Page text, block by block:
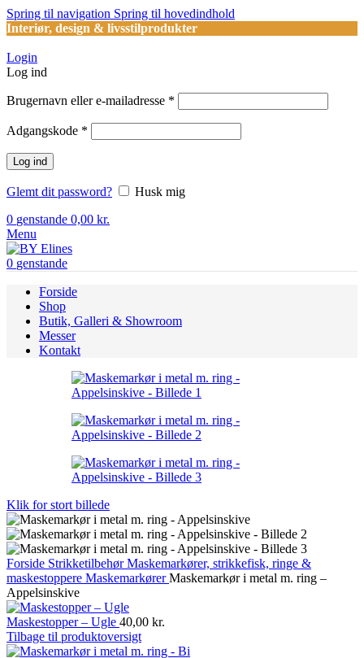
Spring til navigation Spring til hovedindhold
Interiør, design & livsstilprodukter
Login
Log ind
Brugernavn eller e-mailadresse *
Adgangskode *
Log ind
Glemt dit password?
Husk mig
0 genstande 0,00 kr.
Menu
0 genstande
Forside
Shop
Butik, Galleri & Showroom
Messer
Kontakt
Klik for stort billede
Forside StrikketilbehørMaskemarkører, strikkefisk, ringe &
maskestoppere MaskemarkørerMaskemarkør i metal m. ring –
Appelsinskive
Maskestopper – Ugle 40,00 kr.
Tilbage til produktoversigt